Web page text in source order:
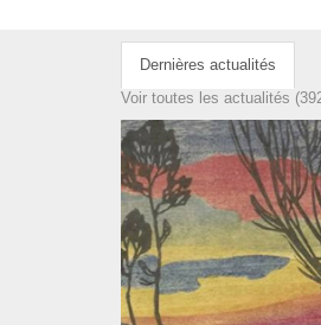
Dernières actualités
Voir toutes les actualités